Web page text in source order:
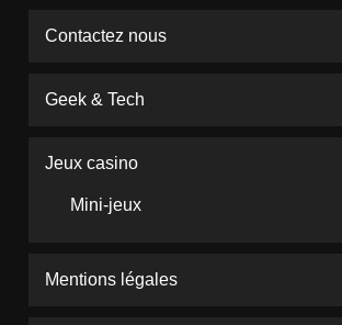
Contactez nous
Geek & Tech
Jeux casino
Mini-jeux
Mentions légales